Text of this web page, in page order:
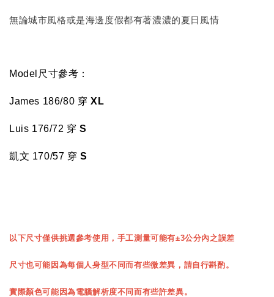
無論城市風格或是海邊度假都有著濃濃的夏日風情
Model尺寸參考：
James 186/80 穿XL
Luis 176/72 穿S
凱文 170/57 穿 S
以下尺寸僅供挑選參考使用，手工測量可能有±3公分內之誤差
尺寸也可能因為每個人身型不同而有些微差異，請自行斟酌。
實際顏色可能因為電腦解析度不同而有些許差異。